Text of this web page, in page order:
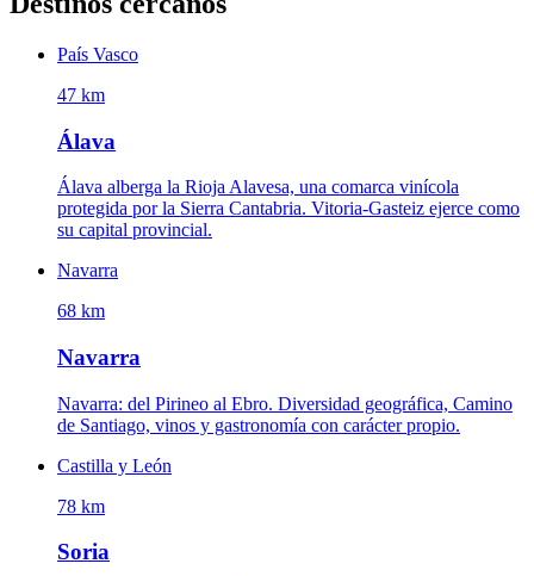
País Vasco
47 km
Álava
Álava alberga la Rioja Alavesa, una comarca vinícola
protegida por la Sierra Cantabria. Vitoria-Gasteiz ejerce como
su capital provincial.
Navarra
68 km
Navarra
Navarra: del Pirineo al Ebro. Diversidad geográfica, Camino
de Santiago, vinos y gastronomía con carácter propio.
Castilla y León
78 km
Soria